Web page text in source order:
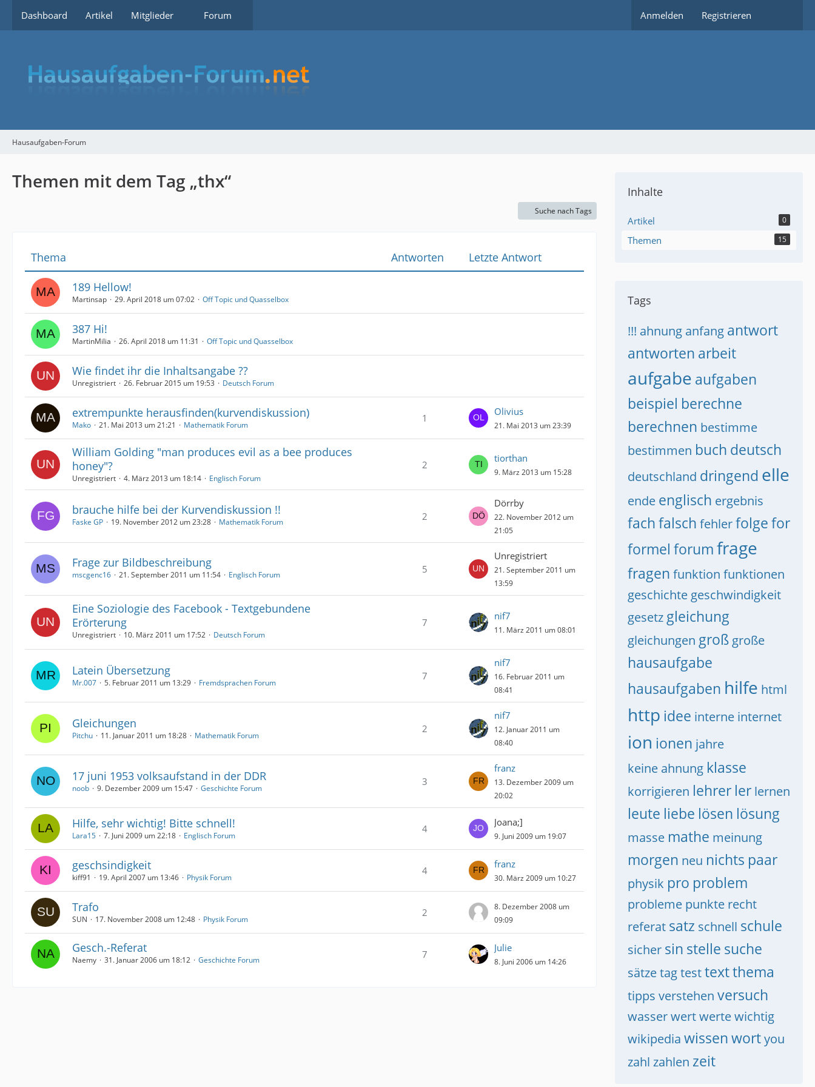
Dashboard Artikel Mitglieder Forum Anmelden Registrieren
Hausaufgaben-Forum
Themen mit dem Tag „thx“
Suche nach Tags
Thema Antworten Letzte Antwort
189 Hellow!
Martinsap 29. April 2018 um 07:02 Off Topic und Quasselbox
387 Hi!
MartinMilia 26. April 2018 um 11:31 Off Topic und Quasselbox
Wie findet ihr die Inhaltsangabe ??
Unregistriert 26. Februar 2015 um 19:53 Deutsch Forum
extrempunkte herausfinden(kurvendiskussion)
Mako 21. Mai 2013 um 21:21 Mathematik Forum
1
Olivius
21. Mai 2013 um 23:39
William Golding "man produces evil as a bee produces
honey"?
Unregistriert 4. März 2013 um 18:14 Englisch Forum
2
tiorthan
9. März 2013 um 15:28
brauche hilfe bei der Kurvendiskussion !!
Faske GP 19. November 2012 um 23:28 Mathematik Forum 2
Dörrby
22. November 2012 um
21:05
Frage zur Bildbeschreibung
mscgenc16 21. September 2011 um 11:54 Englisch Forum 5
Unregistriert
21. September 2011 um
13:59
Eine Soziologie des Facebook - Textgebundene
Erörterung
Unregistriert 10. März 2011 um 17:52 Deutsch Forum
7
nif7
11. März 2011 um 08:01
Latein Übersetzung
Mr.007 5. Februar 2011 um 13:29 Fremdsprachen Forum
7
nif7
16. Februar 2011 um
08:41
Gleichungen
Pitchu 11. Januar 2011 um 18:28 Mathematik Forum
2
nif7
12. Januar 2011 um
08:40
17 juni 1953 volksaufstand in der DDR
noob 9. Dezember 2009 um 15:47 Geschichte Forum
3
franz
13. Dezember 2009 um
20:02
Hilfe, sehr wichtig! Bitte schnell!
Lara15 7. Juni 2009 um 22:18 Englisch Forum
4
Joana;]
9. Juni 2009 um 19:07
geschsindigkeit
kiff91 19. April 2007 um 13:46 Physik Forum
4
franz
30. März 2009 um 10:27
Trafo
SUN 17. November 2008 um 12:48 Physik Forum
2
8. Dezember 2008 um
09:09
Gesch.-Referat
Naemy 31. Januar 2006 um 18:12 Geschichte Forum 7
Julie
8. Juni 2006 um 14:26
Inhalte
Artikel 0
Themen 15
Tags
!!! ahnung anfang antwort
antworten arbeit
aufgabe aufgaben
beispiel berechne
berechnen bestimme
bestimmen buch deutsch
deutschland dringend elle
ende englisch ergebnis
fachfalsch fehlerfolgefor
formel forumfrage
fragen funktion funktionen
geschichte geschwindigkeit
gesetz gleichung
gleichungen groß große
hausaufgabe
hausaufgaben hilfe html
http idee interne internet
ion ionen jahre
keine ahnung klasse
korrigieren lehrer ler lernen
leute liebe lösen lösung
masse mathe meinung
morgen neu nichts paar
physik pro problem
probleme punkte recht
referat satz schnell schule
sicher sin stelle suche
sätzetagtesttextthema
tipps verstehen versuch
wasserwertwertewichtig
wikipedia wissenwortyou
zahl zahlen zeit